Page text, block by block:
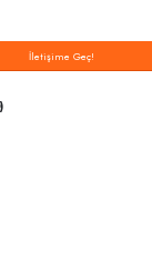
İletişime Geç!